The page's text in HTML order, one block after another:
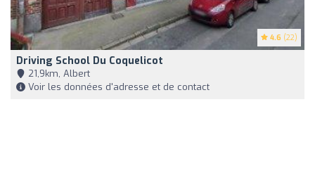
4.6 (22)
Driving School Du Coquelicot
21,9km, Albert
Voir les données d'adresse et de contact